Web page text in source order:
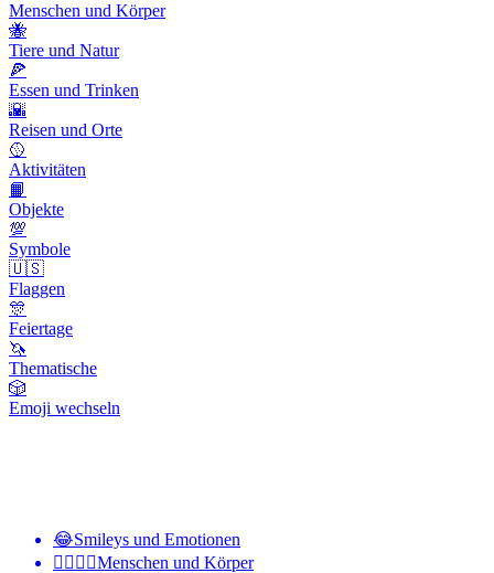
Menschen und Körper
🐝
Tiere und Natur
🍕
Essen und Trinken
🌇
Reisen und Orte
🥎
Aktivitäten
📙
Objekte
💯
Symbole
🇺🇸
Flaggen
🎊
Feiertage
🦄
Thematische
🎲
Emoji wechseln
😂Smileys und Emotionen
👩‍❤️‍💋‍👨Menschen und Körper